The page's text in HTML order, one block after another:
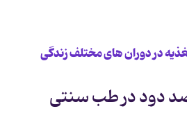
در دوران های مختلف زندگی
دود در طب سنتی